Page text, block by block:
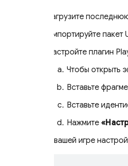
Загрузите
Импортируйте
Настройте плагин
Чтобы открыть
Вставьте
Вставьте
Нажмите
В вашей игре